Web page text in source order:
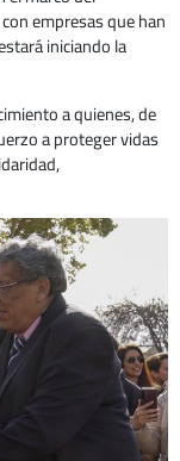
empresas que han
iniciando la
a quienes, de
a proteger vidas